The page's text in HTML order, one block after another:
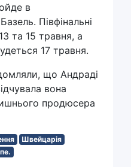
в
Півфінальні
та 15 травня, а
17 травня.
що Андраді
вона
продюсера
Швейцарія